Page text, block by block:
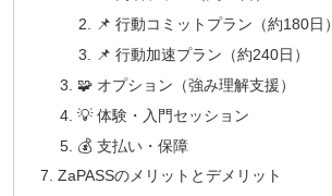
📌 行動コミットプラン（約180日）
📌 行動加速プラン（約240日）
🧩 オプション（強み理解支援）
💡 体験・入門セッション
💰 支払い・保障
ZaPASSのメリットとデメリット